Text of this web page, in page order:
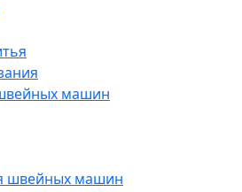
машин
швейных машин